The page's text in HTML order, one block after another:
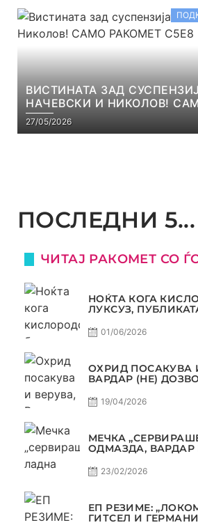
ВИСТИНАТА ЗАД
НАЧЕВСКИ И НИКОЛОВ!
С5Е8
27/05/2026
ПОСЛЕДНИ 5...
ЧИТАЈ РАКОМЕТ СО
НОЌТА КОГА
ЛУКСУЗ,
01/06/2026
ОХРИД ПОСАКУВА
ВАРДАР (НЕ)
19/04/2026
МЕЧКА
ОДМАЗДА, ВАРДАР
АВТОКОМАНДА
23/02/2026
ЕП РЕЗИМЕ:
ГИТСЕЛ И